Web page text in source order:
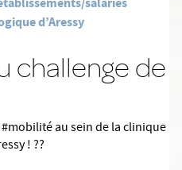
d’Aressy
challenge de
au sein de la clinique
! ??